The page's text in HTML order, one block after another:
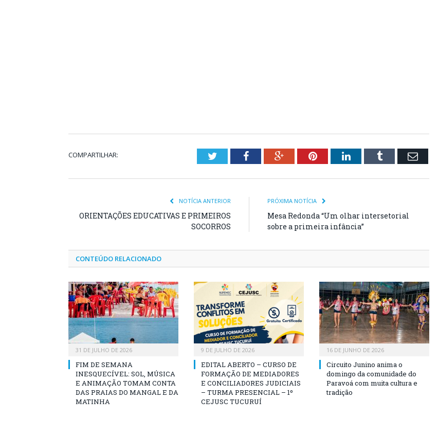
COMPARTILHAR: TwitterFacebookGoogle+PinterestLinkedInTumblr Email
NOTÍCIA ANTERIOR
ORIENTAÇÕES EDUCATIVAS E PRIMEIROS
SOCORROS
PRÓXIMA NOTÍCIA
Mesa Redonda “Um olhar intersetorial
sobre a primeira infância”
CONTEÚDO RELACIONADO
31 DE JULHO DE 2026
FIM DE SEMANA
INESQUECÍVEL: SOL, MÚSICA
E ANIMAÇÃO TOMAM CONTA
DAS PRAIAS DO MANGAL E DA
MATINHA
9 DE JULHO DE 2026
EDITAL ABERTO – CURSO DE
FORMAÇÃO DE MEDIADORES
E CONCILIADORES JUDICIAIS
– TURMA PRESENCIAL – 1º
CEJUSC TUCURUÍ
16 DE JUNHO DE 2026
Circuito Junino anima o
domingo da comunidade do
Paravoá com muita cultura e
tradição